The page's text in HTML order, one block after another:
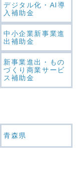
デジタル化・AI導
入補助金
中小企業新事業進
出補助金
新事業進出・もの
づくり商業サービ
ス補助金
青森県